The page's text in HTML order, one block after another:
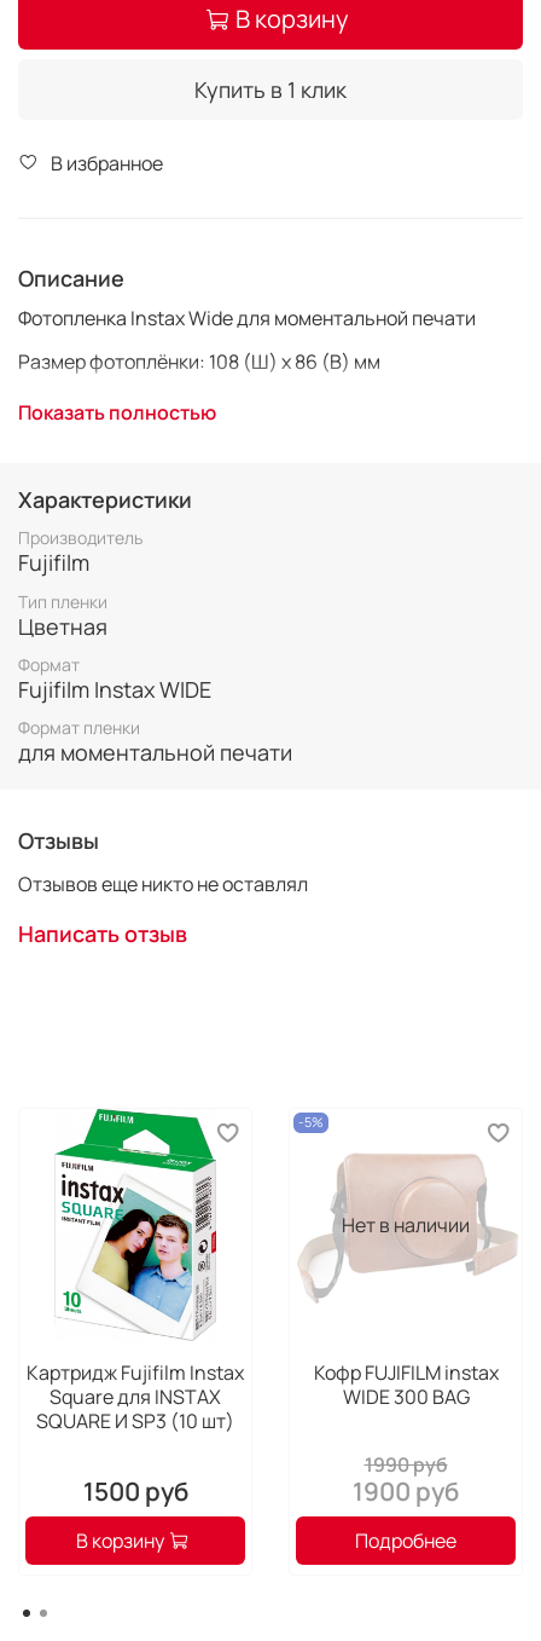
В корзину
Купить в 1 клик
В избранное
Описание
Фотопленка Instax Wide для моментальной печати
Размер фотоплёнки: 108 (Ш) x 86 (В) мм
Размер снимка: 99 (Ш) x 62 (В) мм
Показать полностью
Характеристики
Производитель
Fujifilm
Тип пленки
Цветная
Формат
Fujifilm Instax WIDE
Формат пленки
для моментальной печати
Отзывы
Отзывов еще никто не оставлял
Написать отзыв
Картридж Fujifilm Instax
Square для INSTAX
SQUARE И SP3 (10 шт)
1500 руб
В корзину
Нет в наличии
-5%
Кофр FUJIFILM instax
WIDE 300 BAG
1990 руб
1900 руб
Подробнее